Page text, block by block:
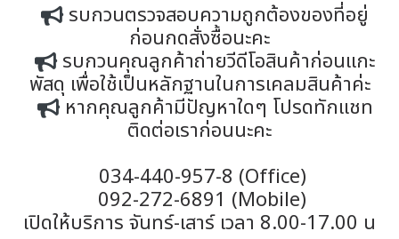
รบกวนตรวจสอบความถูกต้องของที่อยู่
ก่อนกดสั่งซื้อนะคะ
รบกวนคุณลูกค้าถ่ายวีดีโอสินค้าก่อนแกะ
พัสดุ เพื่อใช้เป็นหลักฐานในการเคลมสินค้าค่ะ
หากคุณลูกค้ามีปัญหาใดๆ โปรดทักแชท
ติดต่อเราก่อนนะคะ
034-440-957-8 (Office)
092-272-6891 (Mobile)
เปิดให้บริการ จันทร์-เสาร์ เวลา 8.00-17.00 น